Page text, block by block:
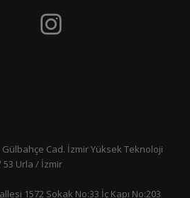
Cad. İzmir Yüksek Teknoloji
53 Urla / İzmir
1572 Sokak No:33 İç Kapı No:203